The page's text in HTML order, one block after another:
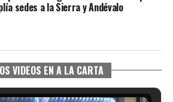
sedes a la Sierra y Andévalo
VIDEOS EN A LA CARTA